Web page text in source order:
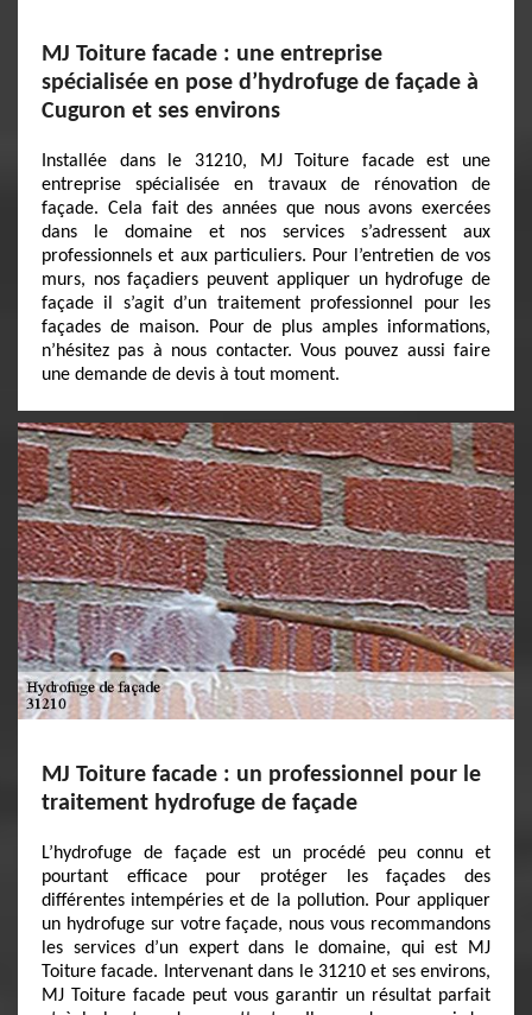
MJ Toiture facade : une entreprise
spécialisée en pose d’hydrofuge de façade à
Cuguron et ses environs
Installée dans le 31210, MJ Toiture facade est une
entreprise spécialisée en travaux de rénovation de
façade. Cela fait des années que nous avons exercées
dans le domaine et nos services s’adressent aux
professionnels et aux particuliers. Pour l’entretien de vos
murs, nos façadiers peuvent appliquer un hydrofuge de
façade il s’agit d’un traitement professionnel pour les
façades de maison. Pour de plus amples informations,
n’hésitez pas à nous contacter. Vous pouvez aussi faire
une demande de devis à tout moment.
MJ Toiture facade : un professionnel pour le
traitement hydrofuge de façade
L’hydrofuge de façade est un procédé peu connu et
pourtant efficace pour protéger les façades des
différentes intempéries et de la pollution. Pour appliquer
un hydrofuge sur votre façade, nous vous recommandons
les services d’un expert dans le domaine, qui est MJ
Toiture facade. Intervenant dans le 31210 et ses environs,
MJ Toiture facade peut vous garantir un résultat parfait